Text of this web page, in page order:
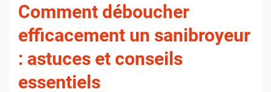
Comment déboucher
efficacement un sanibroyeur
: astuces et conseils
essentiels